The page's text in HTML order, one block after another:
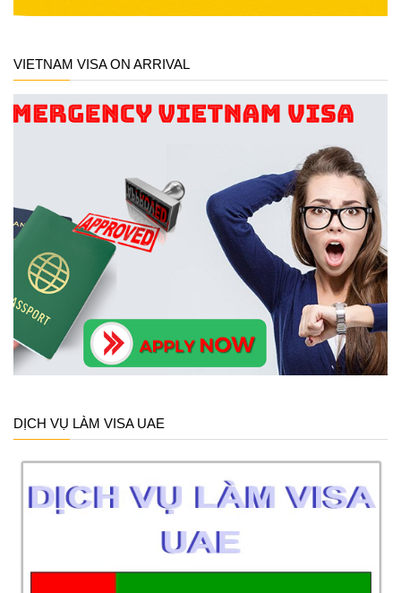
VIETNAM VISA ON ARRIVAL
DỊCH VỤ LÀM VISA UAE